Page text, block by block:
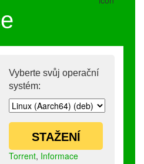
Vyberte svůj operační
systém:
STAŽENÍ
Torrent, Informace